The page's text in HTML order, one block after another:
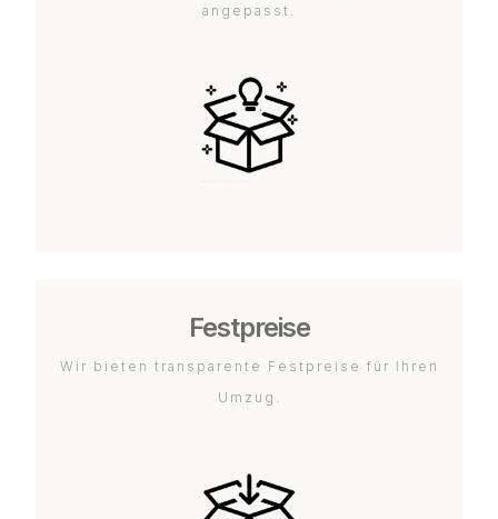
angepasst.
Festpreise
Wir bieten transparente Festpreise für Ihren
Umzug.